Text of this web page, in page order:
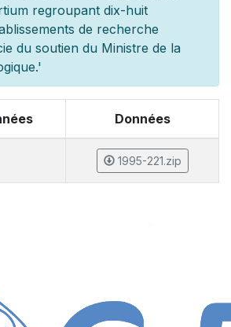
regroupant dix-huit
de recherche
du soutien du Ministre de la
Données
1995-221.zip